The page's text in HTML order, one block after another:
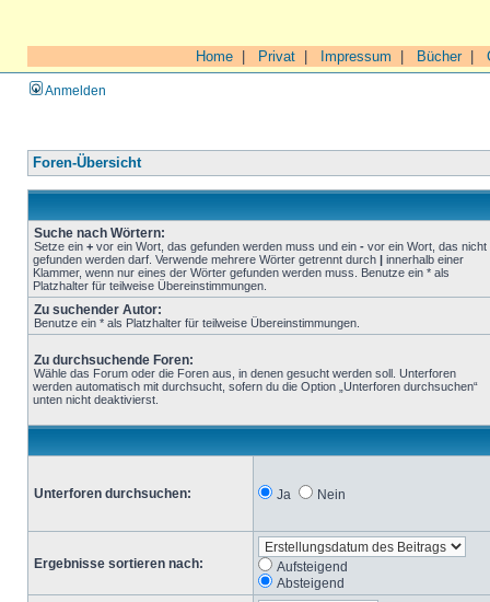
Home Privat Impressum Bücher|
Anmelden
Foren-Übersicht
Suche nach Wörtern:
Setze ein + vor ein Wort, das gefunden werden muss und ein - vor ein Wort, das nicht
gefunden werden darf. Verwende mehrere Wörter getrennt durch | innerhalb einer
Klammer, wenn nur eines der Wörter gefunden werden muss. Benutze ein * als
Platzhalter für teilweise Übereinstimmungen.
Zu suchender Autor:
Benutze ein * als Platzhalter für teilweise Übereinstimmungen.
Zu durchsuchende Foren:
Wähle das Forum oder die Foren aus, in denen gesucht werden soll. Unterforen
werden automatisch mit durchsucht, sofern du die Option „Unterforen durchsuchen“
unten nicht deaktivierst.
Unterforen durchsuchen: Ja Nein
Ergebnisse sortieren nach:
Aufsteigend
Absteigend